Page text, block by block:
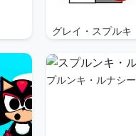
グレイ・スプルキ
プルンキ・ルナシー